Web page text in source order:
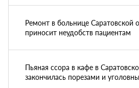
Ремонт в больнице Саратовской
приносит неудобств пациентам
Пьяная ссора в кафе в
закончилась порезами и